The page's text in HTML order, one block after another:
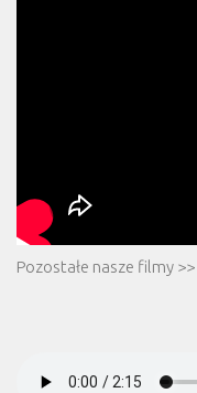
Pozostałe nasze filmy >>